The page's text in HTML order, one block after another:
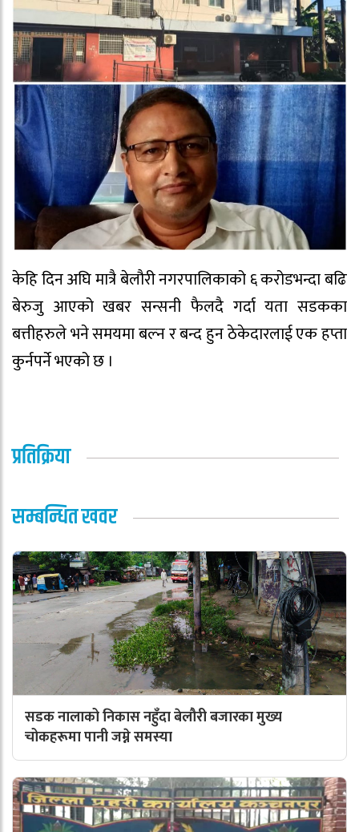
केहि दिन अघि मात्रै बेलौरी नगरपालिकाको ६ करोडभन्दा बढि
बेरुजु आएको खबर सन्सनी फैलदै गर्दा यता सडकका
बत्तीहरुले भने समयमा बल्न र बन्द हुन ठेकेदारलाई एक हप्ता
कुर्नपर्ने भएको छ ।
प्रतिक्रिया
सम्बन्धित खवर
सडक नालाको निकास नहुँदा बेलौरी बजारका मुख्य
चोकहरूमा पानी जम्ने समस्या